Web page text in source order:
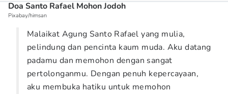
Doa Santo Rafael Mohon Jodoh
Pixabay/himsan
Malaikat Agung Santo Rafael yang mulia,
pelindung dan pencinta kaum muda. Aku datang
padamu dan memohon dengan sangat
pertolonganmu. Dengan penuh kepercayaan,
aku membuka hatiku untuk memohon